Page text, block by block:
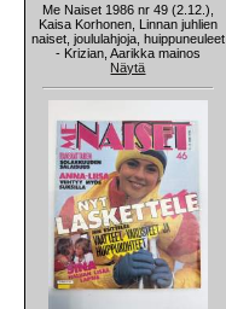
Me Naiset 1986 nr 49 (2.12.),
Kaisa Korhonen, Linnan juhlien
naiset, joululahjoja, huippuneuleet
- Krizian, Aarikka mainos
Näytä